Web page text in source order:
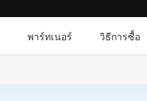
พาร์ทเนอร์ วิธีการซื้อ